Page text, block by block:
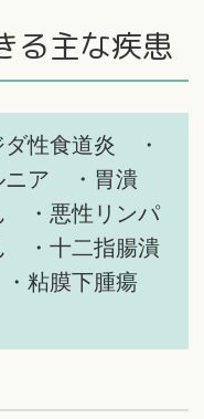
る主な疾患
ダ性食道炎 ・
ニア ・胃潰
・悪性リンパ
・十二指腸潰
粘膜下腫瘍